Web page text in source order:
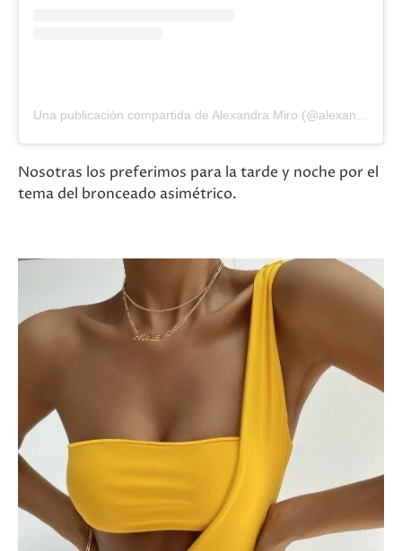
Nosotras los preferimos para la tarde y noche por el
tema del bronceado asimétrico.